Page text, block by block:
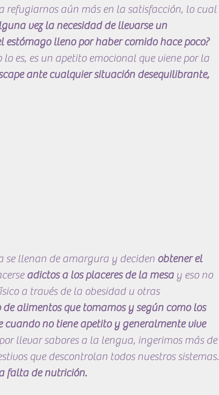
refugiarnos aún más en la satisfacción, lo cual
vez la necesidad de llevarse un
lleno por haber comido hace poco?
es, es un apetito emocional que viene por la
ante cualquier situación desequilibrante,
se llenan de amargura y deciden obtener el
adictos a los placeres de la mesa y eso no
a través de la obesidad u otras
alimentos que tomamos y según como los
cuando no tiene apetito y generalmente vive
llevar sabores a la lengua, ingerimos más de
que descontrolan todos nuestros sistemas.
falta de nutrición.